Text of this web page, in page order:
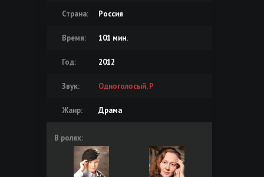
Страна: Россия
Время: 101 мин.
Год: 2012
Звук: Одноголосый, Р
Жанр: Драма
В ролях: